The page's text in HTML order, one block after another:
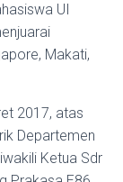
UI
Makati,
2017, atas
Departemen
Ketua Sdr